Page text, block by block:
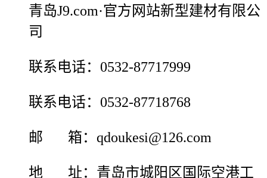
青岛J9.com·官方网站新型建材有限公
司
联系电话：0532-87717999
联系电话：0532-87718768
邮 箱：qdoukesi@126.com
地 址：青岛市城阳区国际空港工